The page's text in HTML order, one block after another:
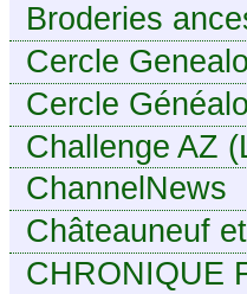
Broderies
Cercle
l’Aveyron
Cercle
de Caux -
Challenge AZ
ChannelNews
Châteauneuf
CHRONIQUE